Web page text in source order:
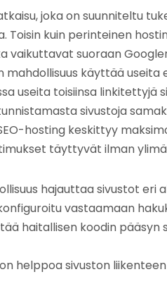
joka on suunniteltu
kuin perinteinen
vaikuttavat suoraan
mahdollisuus käyttää
useita toisiinsa linkitettyjä
sivustoja
hosting keskittyy
täyttyvät ilman
hajauttaa sivustot eri
vastaamaan
haitallisen koodin pääsyn
helppoa sivuston